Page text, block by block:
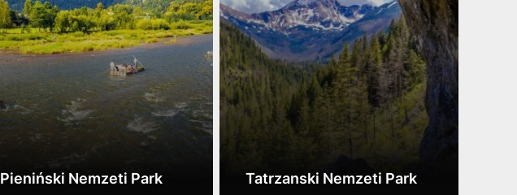
Pieniński Nemzeti Park Tatrzanski Nemzeti Park